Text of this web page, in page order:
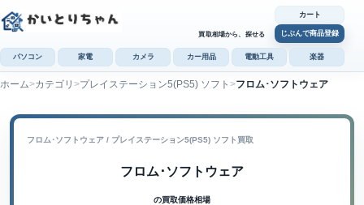
買取相場から、探せる
カート
じぶんで商品登録
パソコン 家電 カメラ カー用品 電動工具 楽器
ホーム カテゴリ プレイステーション5(PS5) ソフト フロム･ソフトウェア
フロム･ソフトウェア / プレイステーション5(PS5) ソフト買取
フロム･ソフトウェア
の買取価格相場